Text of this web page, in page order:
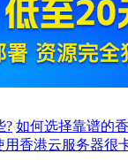
? 如何选择靠谱的
用香港云服务器很